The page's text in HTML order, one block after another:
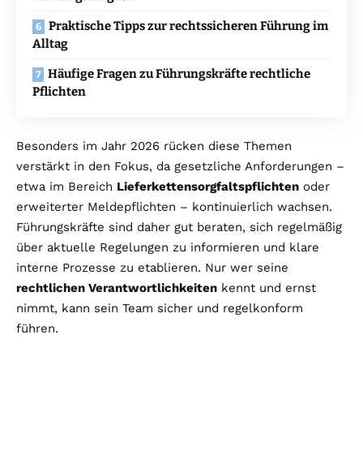
Praktische Tipps zur rechtssicheren Führung im
Alltag
Häufige Fragen zu Führungskräfte rechtliche
Pflichten
Besonders im Jahr 2026 rücken diese Themen
verstärkt in den Fokus, da gesetzliche Anforderungen –
etwa im Bereich Lieferkettensorgfaltspflichten oder
erweiterter Meldepflichten – kontinuierlich wachsen.
Führungskräfte sind daher gut beraten, sich regelmäßig
über aktuelle Regelungen zu informieren und klare
interne Prozesse zu etablieren. Nur wer seine
rechtlichen Verantwortlichkeiten kennt und ernst
nimmt, kann sein Team sicher und regelkonform
führen.